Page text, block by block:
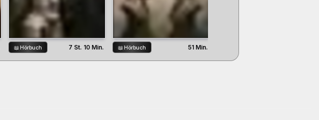
📖 Hörbuch 7 St. 10 Min. 📖 Hörbuch 51 Min.